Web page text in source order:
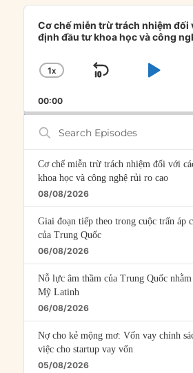
Audio
Player
Cơ chế miễn trừ trách nhiệm đối
định đầu tư khoa học và công
CHANGE
RATE
1X
SKIP
00:00
Search
Episodes
Cơ chế miễn trừ trách nhiệm đối với
khoa học và công nghệ rủi ro cao
08/08/2026
Giai đoạn tiếp theo trong cuộc trấn áp
của Trung Quốc
06/08/2026
Nỗ lực âm thầm của Trung Quốc
Mỹ Latinh
06/08/2026
Nợ cho kẻ mộng mơ: Vốn vay chính
việc cho startup vay vốn
05/08/2026